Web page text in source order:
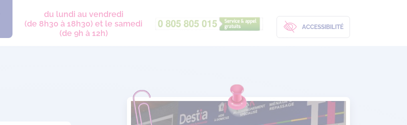
du lundi au vendredi
(de 8h30 à 18h30) et le samedi
(de 9h à 12h)
ACCESSIBILITÉ